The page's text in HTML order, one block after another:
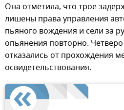
Она отметила, что трое
лишены права управления
пьяного вождения и сели за
опьянения повторно.
отказались от прохождения
освидетельствования.